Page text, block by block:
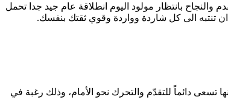
والنجاح بانتظار مولود اليوم انطلاقة عام جيد جدا تحمل
تنتبه الى كل شاردة وواردة وقوي ثقتك بنفسك.
دائماً للتقدّم والتحرك نحو الأمام، وذلك رغبة في